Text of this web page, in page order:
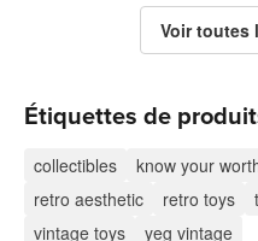
Voir toutes
Étiquettes de
collectibles know your
retro aesthetic
retro toys
vintage toys
yeg vintage